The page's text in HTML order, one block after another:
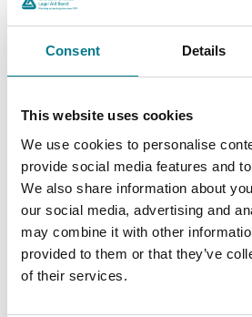
Consent Details
This website uses cookies
We use cookies to personalise
provide social media features and
We also share information about
our social media, advertising and
may combine it with other
provided to them or that they’ve
of their services.
nOibreacha Stáit 2016 go
a bheidh comhréireach le méid
ghrúpa Stáit i gcrích ar a laghad
gcomhlíonadh leis an éileamh
gcuideachta Governance Ireland, i
Bealtaine 2018. Tá cinneadh
Cúnamh Dlí an tuarascáil a chur
agus tá sé ag leanaim na moltaí
tuarascáil.
Doiciméad Tacaíochta